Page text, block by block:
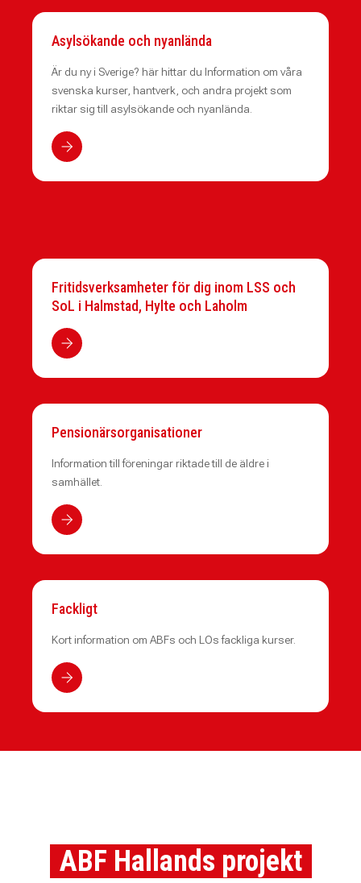
Asylsökande och nyanlända
Är du ny i Sverige? här hittar du Information om våra
svenska kurser, hantverk, och andra projekt som
riktar sig till asylsökande och nyanlända.
Fritidsverksamheter för dig inom LSS och
SoL i Halmstad, Hylte och Laholm
Pensionärsorganisationer
Information till föreningar riktade till de äldre i
samhället.
Fackligt
Kort information om ABFs och LOs fackliga kurser.
ABF Hallands projekt